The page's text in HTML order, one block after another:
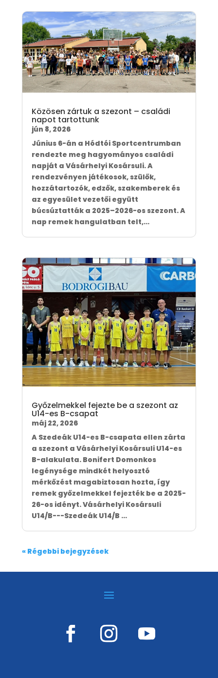
Közösen zártuk a szezont – családi
napot tartottunk
jún 8, 2026
Június 6-án a Hódtói Sportcentrumban
rendezte meg hagyományos családi
napját a Vásárhelyi Kosársuli. A
rendezvényen játékosok, szülők,
hozzátartozók, edzők, szakemberek és
az egyesület vezetői együtt
búcsúztatták a 2025–2026-os szezont. A
nap remek hangulatban telt,...
Győzelmekkel fejezte be a szezont az
U14-es B-csapat
máj 22, 2026
A Szedeák U14-es B-csapata ellen zárta
a szezont a Vásárhelyi Kosársuli U14-es
B-alakulata. Bonifert Domonkos
legénysége mindkét helyosztó
mérkőzést magabiztosan hozta, így
remek győzelmekkel fejezték be a 2025-
26-os idényt. Vásárhelyi Kosársuli
U14/B---Szedeák U14/B ...
« Régebbi bejegyzések